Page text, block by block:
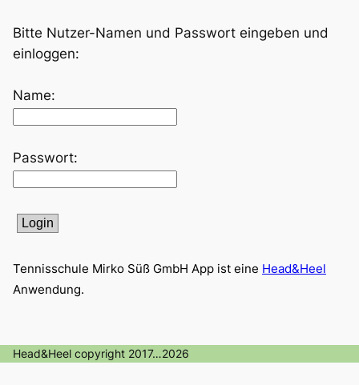
Bitte Nutzer-Namen und Passwort eingeben und
einloggen:
Name:
Passwort:
Login
Tennisschule Mirko Süß GmbH App ist eine Head&Heel
Anwendung.
Head&Heel copyright 2017…2026